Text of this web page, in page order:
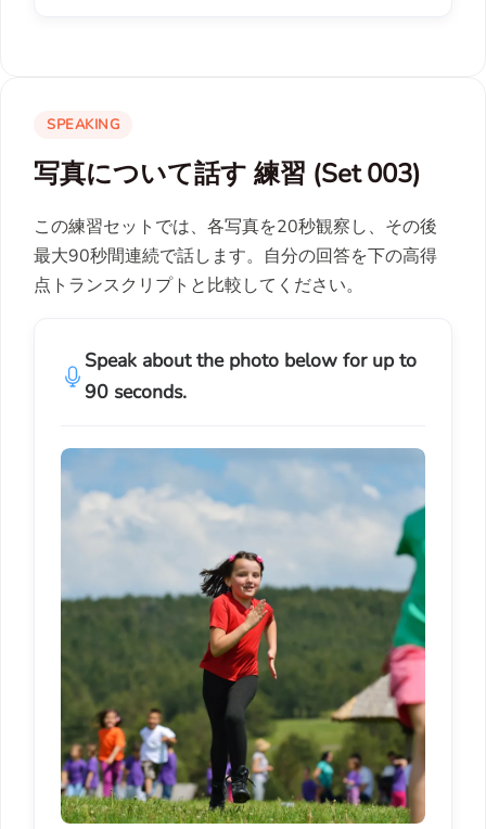
SPEAKING
写真について話す 練習 (Set 003)
この練習セットでは、各写真を20秒観察し、その後
最大90秒間連続で話します。自分の回答を下の高得
点トランスクリプトと比較してください。
Speak about the photo below for up to
90 seconds.